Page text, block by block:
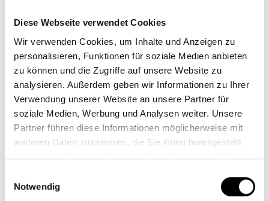
Diese Webseite verwendet Cookies
Wir verwenden Cookies, um Inhalte und Anzeigen zu
personalisieren, Funktionen für soziale Medien anbieten
zu können und die Zugriffe auf unsere Website zu
analysieren. Außerdem geben wir Informationen zu Ihrer
Verwendung unserer Website an unsere Partner für
soziale Medien, Werbung und Analysen weiter. Unsere
Partner führen diese Informationen möglicherweise mit
weiteren Daten zusammen, die Sie ihnen bereitgestellt
haben oder die sie im Rahmen Ihrer Nutzung der Dienste
Notwendig
In dieser Übersicht geben die Unterzeichner ihren
aktuellen Umsetzungsgrad zu jedem Bestandteil der
Selbstverpflichtung anhand einer Selbsteinschätzung
mit einem Farbcode an. Diese Einschätzung wird
durch ergänzende Beschreibungen und Beispiele für
konkrete Maßnahmen näher erläutert und geht
damit auf die Unterschiede zwischen den
teilnehmenden Häusern ein.
dieser Zwischenziele. Ab 2023 liegt der Schwerpunkt